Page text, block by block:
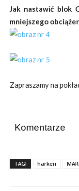
Jak nastawić blok
mniejszego
Zapraszamy na
Komentarze
TAGI harken